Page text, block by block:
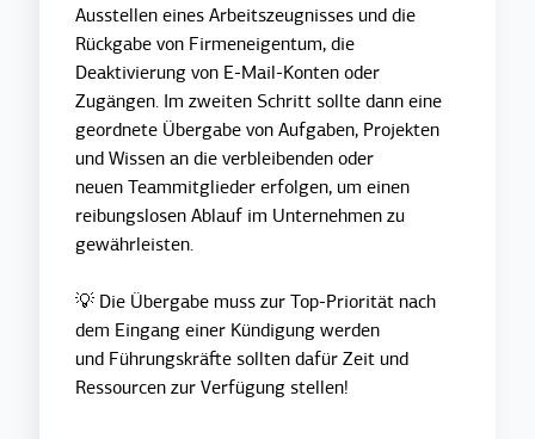
Ausstellen eines Arbeitszeugnisses und die
Rückgabe von Firmeneigentum, die
Deaktivierung von E-Mail-Konten oder
Zugängen. Im zweiten Schritt sollte dann eine
geordnete Übergabe von Aufgaben, Projekten
und Wissen an die verbleibenden oder
neuen Teammitglieder erfolgen, um einen
reibungslosen Ablauf im Unternehmen zu
gewährleisten.
💡 Die Übergabe muss zur Top-Priorität nach
dem Eingang einer Kündigung werden
und Führungskräfte sollten dafür Zeit und
Ressourcen zur Verfügung stellen!